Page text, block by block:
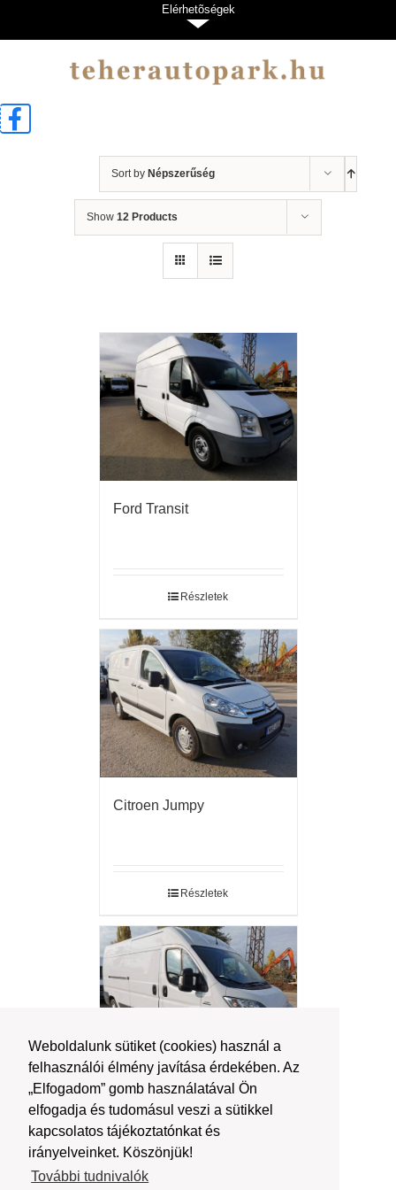
Weboldalunk sütiket (cookies) használ a
felhasználói élmény javítása érdekében. Az
„Elfogadom” gomb használatával Ön
elfogadja és tudomásul veszi a sütikkel
kapcsolatos tájékoztatónkat és
irányelveinket. Köszönjük!
További tudnivalók
Sort by Népszerűség
Show 12 Products
Ford Transit
Részletek
Citroen Jumpy
Részletek
Fiat Ducato l4h3
Elérhetõségek